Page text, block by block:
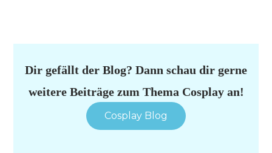
Dir gefällt der Blog? Dann schau dir gerne
weitere Beiträge zum Thema Cosplay an!
Cosplay Blog